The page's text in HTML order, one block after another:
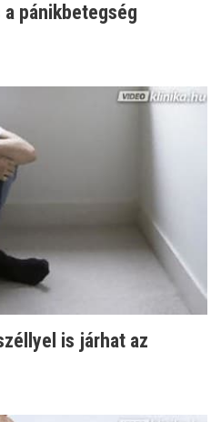
pánikbetegség
is járhat az